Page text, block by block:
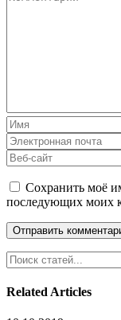
Сохранить моё
последующих моих
Related Articles